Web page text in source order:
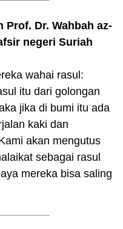
Prof. Dr. Wahbah az-
negeri Suriah
wahai rasul:
itu dari golongan
jika di bumi itu ada
kaki dan
akan mengutus
sebagai rasul
mereka bisa saling